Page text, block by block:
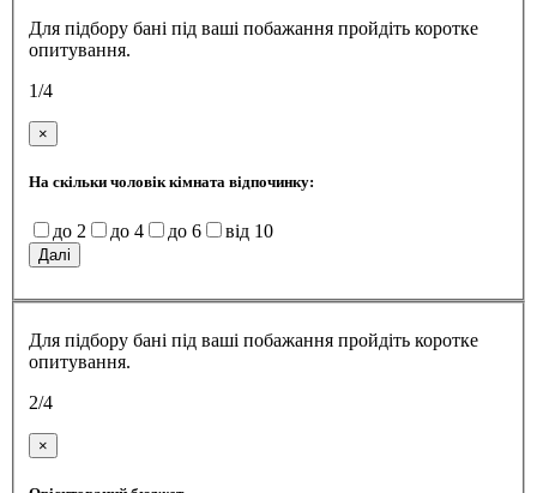
Для підбору бані під ваші побажання пройдіть коротке
опитування.
1/4
×
На скільки чоловік кімната відпочинку:
до 2 до 4 до 6 від 10
Далі
Для підбору бані під ваші побажання пройдіть коротке
опитування.
2/4
×